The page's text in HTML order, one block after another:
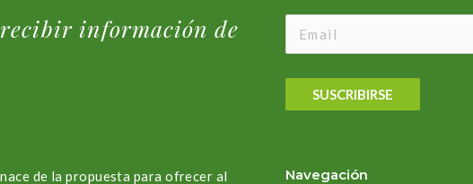
información de
SUSCRIBIRSE
de la propuesta para ofrecer al Navegación